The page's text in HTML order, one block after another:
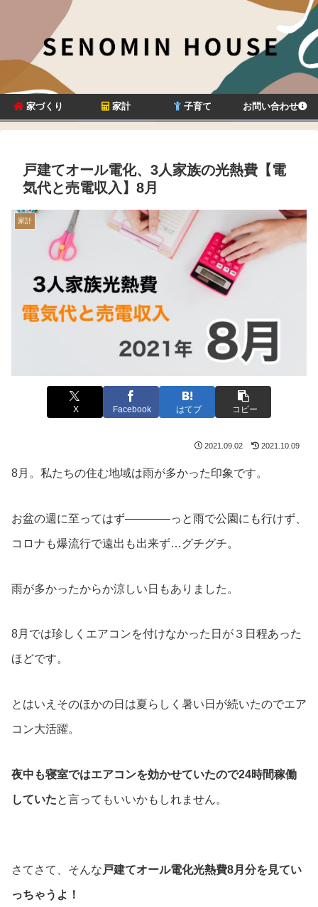
家づくり 家計 子育て お問い合わせ
戸建てオール電化、3人家族の光熱費【電
気代と売電収入】8月
家計
X Facebook はてブ コピー
2021.09.02 2021.10.09
8月。私たちの住む地域は雨が多かった印象です。
お盆の週に至ってはず――――っと雨で公園にも行けず、
コロナも爆流行で遠出も出来ず…グチグチ。
雨が多かったからか涼しい日もありました。
8月では珍しくエアコンを付けなかった日が３日程あった
ほどです。
とはいえそのほかの日は夏らしく暑い日が続いたのでエア
コン大活躍。
夜中も寝室ではエアコンを効かせていたので24時間稼働
していたと言ってもいいかもしれません。
さてさて、そんな 戸建てオール電化光熱費8月分を見てい
っちゃうよ！